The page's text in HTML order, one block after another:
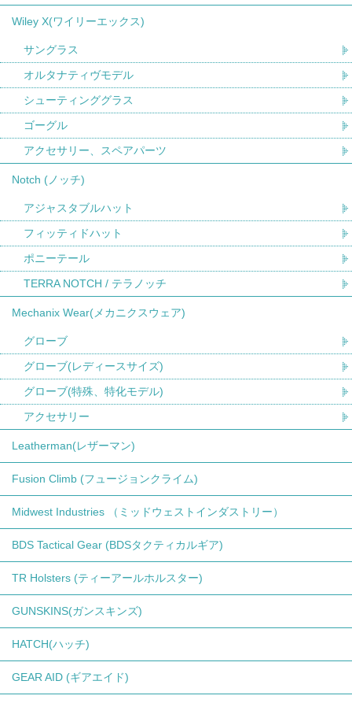
Wiley X(ワイリーエックス)
サングラス
オルタナティヴモデル
シューティンググラス
ゴーグル
アクセサリー、スペアパーツ
Notch (ノッチ)
アジャスタブルハット
フィッティドハット
ポニーテール
TERRA NOTCH / テラノッチ
Mechanix Wear(メカニクスウェア)
グローブ
グローブ(レディースサイズ)
グローブ(特殊、特化モデル)
アクセサリー
Leatherman(レザーマン)
Fusion Climb (フュージョンクライム)
Midwest Industries （ミッドウェストインダストリー）
BDS Tactical Gear (BDSタクティカルギア)
TR Holsters (ティーアールホルスター)
GUNSKINS(ガンスキンズ)
HATCH(ハッチ)
GEAR AID (ギアエイド)